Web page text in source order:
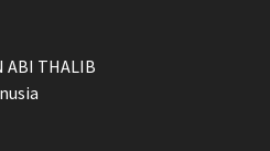
ABI THALIB